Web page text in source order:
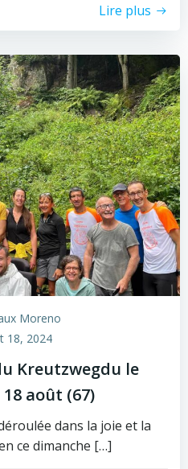
Lire plus
Moreno
18, 2024
Kreutzwegdu le
août (67)
dans la joie et la
ce dimanche […]